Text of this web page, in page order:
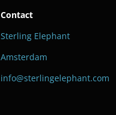
Contact
Sterling Elephant
Amsterdam
info@sterlingelephant.com